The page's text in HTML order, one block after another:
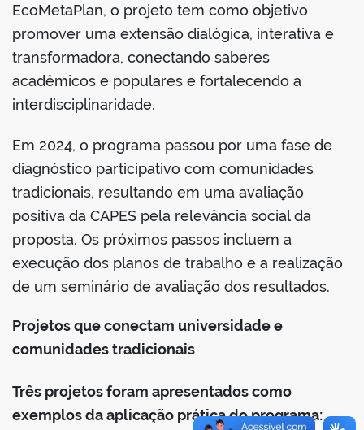
EcoMetaPlan, o projeto tem como objetivo
promover uma extensão dialógica, interativa e
transformadora, conectando saberes
acadêmicos e populares e fortalecendo a
interdisciplinaridade.
Em 2024, o programa passou por uma fase de
diagnóstico participativo com comunidades
tradicionais, resultando em uma avaliação
positiva da CAPES pela relevância social da
proposta. Os próximos passos incluem a
execução dos planos de trabalho e a realização
de um seminário de avaliação dos resultados.
Projetos que conectam universidade e
comunidades tradicionais
Três projetos foram apresentados como
exemplos da aplicação prática do programa: